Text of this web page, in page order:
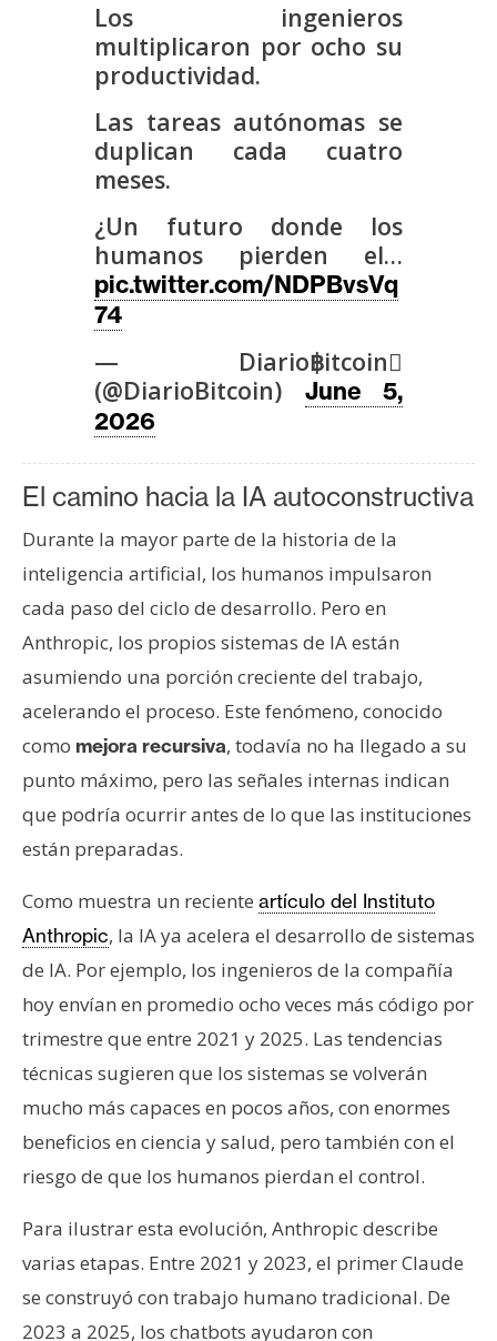
m
s
R
e
c
u
r
s
o
s
C
o
t
a
c
o
y
P
u
l
i
i
d
a
d
Los ingenieros
multiplicaron por ocho su
productividad.
Las tareas autónomas se
duplican cada cuatro
meses.
¿Un futuro donde los
humanos pierden el…
pic.twitter.com/NDPBvsVq
74
— Diario฿itcoin
(@DiarioBitcoin) June 5,
2026
El camino hacia la IA autoconstructiva
Durante la mayor parte de la historia de la
inteligencia artificial, los humanos impulsaron
cada paso del ciclo de desarrollo. Pero en
Anthropic, los propios sistemas de IA están
asumiendo una porción creciente del trabajo,
acelerando el proceso. Este fenómeno, conocido
como mejora recursiva, todavía no ha llegado a su
punto máximo, pero las señales internas indican
que podría ocurrir antes de lo que las instituciones
están preparadas.
Como muestra un reciente artículo del Instituto
Anthropic, la IA ya acelera el desarrollo de sistemas
de IA. Por ejemplo, los ingenieros de la compañía
hoy envían en promedio ocho veces más código por
trimestre que entre 2021 y 2025. Las tendencias
técnicas sugieren que los sistemas se volverán
mucho más capaces en pocos años, con enormes
beneficios en ciencia y salud, pero también con el
riesgo de que los humanos pierdan el control.
Para ilustrar esta evolución, Anthropic describe
varias etapas. Entre 2021 y 2023, el primer Claude
se construyó con trabajo humano tradicional. De
2023 a 2025, los chatbots ayudaron con